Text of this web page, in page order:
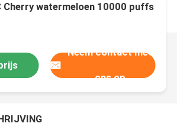
Cherry watermeloen 10000 puffs
Neem contact met
ons op